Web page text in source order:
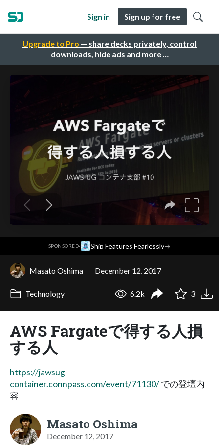
Upgrade to Pro — share decks privately, control
downloads, hide ads and more …
Sign in Sign up for free
SPONSORED· Ship Features Fearlessly→
Masato Oshima December 12, 2017
Technology 6.2k 3
AWS Fargateで得する人損
する人
https://jawsug-
container.connpass.com/event/71130/での登壇内
容
Masato Oshima
December 12, 2017